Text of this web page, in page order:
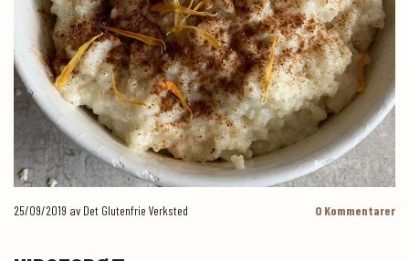
25/09/2019 av Det Glutenfrie Verksted 0 Kommentarer